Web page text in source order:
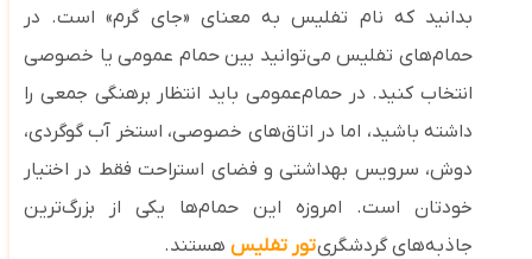
بدانید که نام تفلیس به معنای «جای گرم» است. در
حمام‌های تفلیس می‌توانید بین حمام‌ عمومی یا خصوصی
انتخاب کنید. در حمام‌عمومی باید انتظار برهنگی جمعی را
داشته باشید، اما در اتاق‌های خصوصی، استخر آب گوگردی،
دوش، سرویس بهداشتی و فضای استراحت فقط در اختیار
خودتان است. امروزه این حمام‌ها یکی از بزرگ‌ترین
جاذبه‌های گردشگریتور تفلیس هستند.